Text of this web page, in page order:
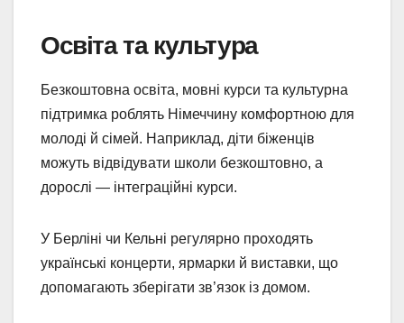
Освіта та культура
Безкоштовна освіта, мовні курси та культурна
підтримка роблять Німеччину комфортною для
молоді й сімей. Наприклад, діти біженців
можуть відвідувати школи безкоштовно, а
дорослі — інтеграційні курси.
У Берліні чи Кельні регулярно проходять
українські концерти, ярмарки й виставки, що
допомагають зберігати зв’язок із домом.